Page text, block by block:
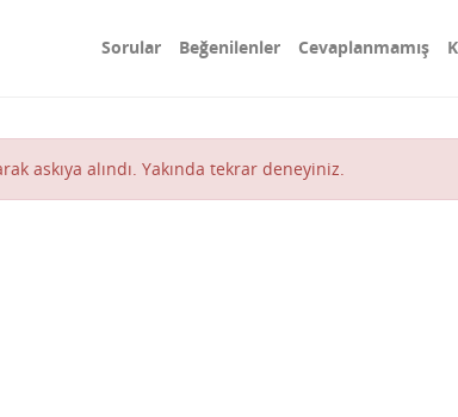
Sorular Beğenilenler Cevaplanmamış
askıya alındı. Yakında tekrar deneyiniz.